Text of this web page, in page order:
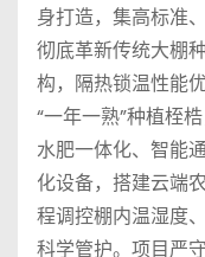
身打造，集高标准
彻底革新传统大棚
构，隔热锁温性能
“一年一熟”种植桎
水肥一体化、智能
化设备，搭建云端
程调控棚内温湿度
科学管护。项目严